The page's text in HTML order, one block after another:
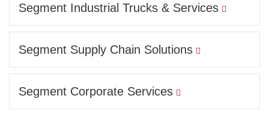
Segment Industrial Trucks & Services
Segment Supply Chain Solutions
Segment Corporate Services